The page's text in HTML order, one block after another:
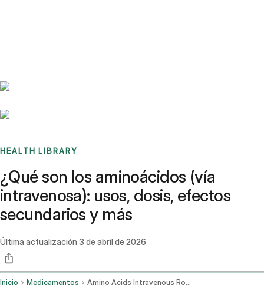
HEALTH LIBRARY
¿Qué son los aminoácidos (vía
intravenosa): usos, dosis, efectos
secundarios y más
Última actualización 3 de abril de 2026
Inicio Medicamentos Amino Acids Intravenous Route